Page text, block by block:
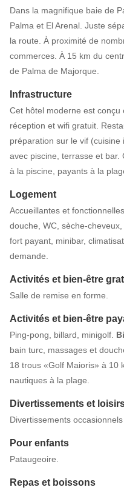
Dans la magnifique baie de
Palma et El Arenal. Juste
la route. À proximité de
commerces. À 15 km du
de Palma de Majorque.
Infrastructure
Cet hôtel moderne est
réception et wifi gratuit.
préparation sur le vif
avec piscine, terrasse et
à la piscine, payants à la
Logement
Accueillantes et
douche, WC, sèche-
fort payant, minibar,
demande.
Activités et bien-être
Salle de remise en forme.
Activités et bien-être
Ping-pong, billard, minigolf.
bain turc, massages et
18 trous «Golf Maioris» à 10
nautiques à la plage.
Divertissements et
Divertissements occasionnels
Pour enfants
Pataugeoire.
Repas et boissons